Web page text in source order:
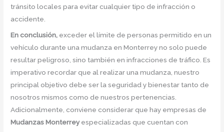
tránsito locales para evitar cualquier tipo de infracción o
accidente.
En conclusión, exceder el límite de personas permitido en un
vehículo durante una mudanza en Monterrey no solo puede
resultar peligroso, sino también en infracciones de tráfico. Es
imperativo recordar que al realizar una mudanza, nuestro
principal objetivo debe ser la seguridad y bienestar tanto de
nosotros mismos como de nuestros pertenencias.
Adicionalmente, conviene considerar que hay empresas de
Mudanzas Monterreyespecializadas que cuentan con